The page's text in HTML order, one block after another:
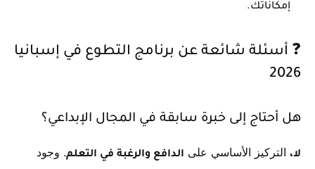
إمكاناتك.
❓ أسئلة شائعة عن برنامج التطوع في إسبانيا
2026
هل أحتاج إلى خبرة سابقة في المجال الإبداعي؟
لا، التركيز الأساسي على الدافع والرغبة في التعلم. وجود